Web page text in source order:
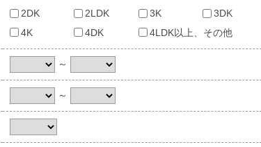
2DK
2LDK 3K 3DK
4K
4DK 4LDK以上、その他
～
～